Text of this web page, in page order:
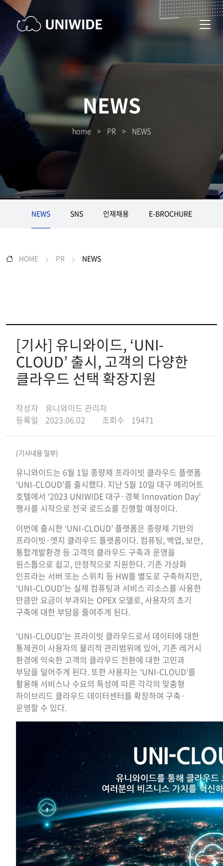
NEWS
home > PR > NEWS
NEWS SNS 인재채용 E-BROCHURE
HOME PR NEWS
[기사] 유니와이드, ‘UNI-
CLOUD’ 출시, 고객의 다양한
클라우드 선택 확장지원
작성자
유니와이드 관리자
등록일
2023.06.02 조회수 19471
(기사내용 일부)
유니와이드는 6월 1일 종량제 프라이빗 클라우드 플랫폼
‘UNI-CLOUD’를 출시했다. 지난 5월 10일 대구 메리어트
호텔에서 ‘2023 UNIWIDE 대구·경북 Innovation Day’
행사를 시작으로 전국 로드쇼를 진행할 예정이다.
이번에 출시한 ‘UNI-CLOUD’ 플랫폼은 종량제 기반의
프라이빗·엣지 클라우드 플랫폼이다. 컴퓨팅, 백업, 보안,
통합개발환경 등 고객의 클라우드 구축과 운영을
원스톱으로 쉽고, 안정적으로 지원한다. 기존 가상화
인프라는 서버 또는 스위치 등 HW를 별도로 구축하지만,
‘UNI-CLOUD’는 실제 컴퓨팅과 서비스 리소스를 사용한
만큼만 요금이 부과되는 OPEX 모델로, 사용자의 초기
구축에 대한 부담을 줄여주게 된다.
‘UNI-CLOUD’는 프라이빗 클라우드로서 데이터에 대한
통제권이 사용자의 물리적 관리범위에 있어, 기존 레거시
환경에 익숙한 고객의 클라우드 전환에 대한 고민과
부담을 덜어주게 된다. 또한 사용자는 ‘UNI-CLOUD’를
활용해 서비스나 수요의 특성에 따른 각각의 맞춤형
하이브리드 클라우드 데이터센터를 확장하여 구축·
운영할 수 있다.